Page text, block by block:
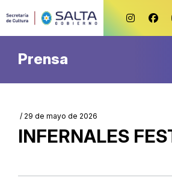
Prensa
/ 29 de mayo de 2026
INFERNALES